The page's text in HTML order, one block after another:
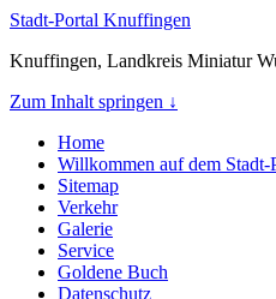
Stadt-Portal Knuffingen
Knuffingen, Landkreis Miniatur
Zum Inhalt springen ↓
Home
Willkommen auf dem
Sitemap
Verkehr
Galerie
Service
Goldene Buch
Datenschutz